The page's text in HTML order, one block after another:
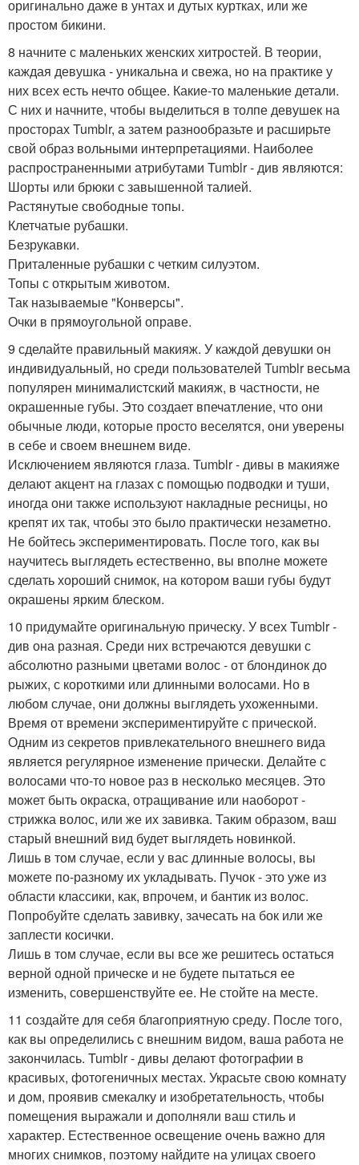
оригинально даже в унтах и дутых куртках, или же
простом бикини.
8 начните с маленьких женских хитростей. В теории,
каждая девушка - уникальна и свежа, но на практике у
них всех есть нечто общее. Какие-то маленькие детали.
С них и начните, чтобы выделиться в толпе девушек на
просторах Tumblr, а затем разнообразьте и расширьте
свой образ вольными интерпретациями. Наиболее
распространенными атрибутами Tumblr - див являются:
Шорты или брюки с завышенной талией.
Растянутые свободные топы.
Клетчатые рубашки.
Безрукавки.
Приталенные рубашки с четким силуэтом.
Топы с открытым животом.
Так называемые "Конверсы".
Очки в прямоугольной оправе.
9 сделайте правильный макияж. У каждой девушки он
индивидуальный, но среди пользователей Tumblr весьма
популярен минималистский макияж, в частности, не
окрашенные губы. Это создает впечатление, что они
обычные люди, которые просто веселятся, они уверены
в себе и своем внешнем виде.
Исключением являются глаза. Tumblr - дивы в макияже
делают акцент на глазах с помощью подводки и туши,
иногда они также используют накладные ресницы, но
крепят их так, чтобы это было практически незаметно.
Не бойтесь экспериментировать. После того, как вы
научитесь выглядеть естественно, вы вполне можете
сделать хороший снимок, на котором ваши губы будут
окрашены ярким блеском.
10 придумайте оригинальную прическу. У всех Tumblr -
див она разная. Среди них встречаются девушки с
абсолютно разными цветами волос - от блондинок до
рыжих, с короткими или длинными волосами. Но в
любом случае, они должны выглядеть ухоженными.
Время от времени экспериментируйте с прической.
Одним из секретов привлекательного внешнего вида
является регулярное изменение прически. Делайте с
волосами что-то новое раз в несколько месяцев. Это
может быть окраска, отращивание или наоборот -
стрижка волос, или же их завивка. Таким образом, ваш
старый внешний вид будет выглядеть новинкой.
Лишь в том случае, если у вас длинные волосы, вы
можете по-разному их укладывать. Пучок - это уже из
области классики, как, впрочем, и бантик из волос.
Попробуйте сделать завивку, зачесать на бок или же
заплести косички.
Лишь в том случае, если вы все же решитесь остаться
верной одной прическе и не будете пытаться ее
изменить, совершенствуйте ее. Не стойте на месте.
11 создайте для себя благоприятную среду. После того,
как вы определились с внешним видом, ваша работа не
закончилась. Tumblr - дивы делают фотографии в
красивых, фотогеничных местах. Украсьте свою комнату
и дом, проявив смекалку и изобретательность, чтобы
помещения выражали и дополняли ваш стиль и
характер. Естественное освещение очень важно для
многих снимков, поэтому найдите на улицах своего